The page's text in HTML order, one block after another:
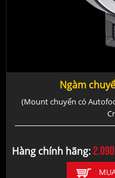
Ngàm
(Mount chuyển có
Hàng chính hãng: